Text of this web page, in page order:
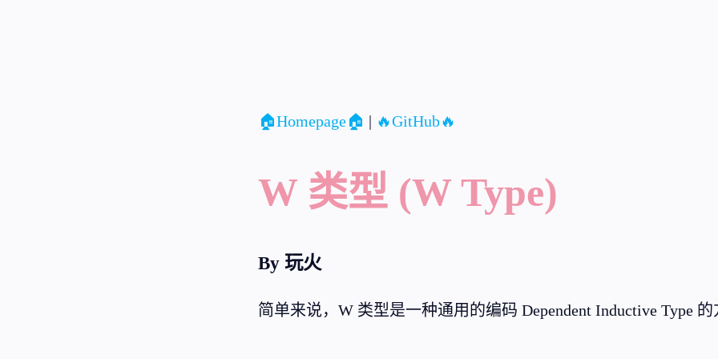
🏠Homepage🏠 | 🔥GitHub🔥
W 类型 (W Type)
By 玩火
简单来说，W 类型是一种通用的编码 Dependent Inductive Type